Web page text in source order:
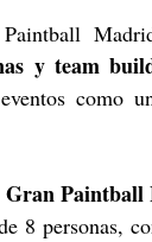
y team
como
Gran Paintball
8 personas,